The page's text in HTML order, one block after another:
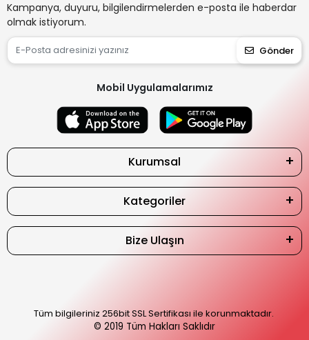
Kampanya, duyuru, bilgilendirmelerden e-posta ile haberdar
olmak istiyorum.
Gönder
Mobil Uygulamalarımız
Kurumsal
Kategoriler
Bize Ulaşın
Tüm bilgileriniz 256bit SSL Sertifikası ile korunmaktadır.
© 2019 Tüm Hakları Saklıdır